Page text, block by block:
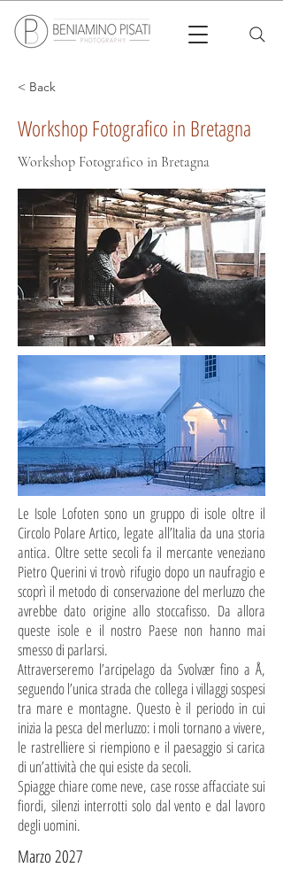
< Back
Workshop Fotografico in Bretagna
Workshop Fotografico in Bretagna
Le Isole Lofoten sono un gruppo di isole oltre il
Circolo Polare Artico, legate all’Italia da una storia
antica. Oltre sette secoli fa il mercante veneziano
Pietro Querini vi trovò rifugio dopo un naufragio e
scoprì il metodo di conservazione del merluzzo che
avrebbe dato origine allo stoccafisso. Da allora
queste isole e il nostro Paese non hanno mai
smesso di parlarsi.
Attraverseremo l’arcipelago da Svolvær fino a Å,
seguendo l’unica strada che collega i villaggi sospesi
tra mare e montagne. Questo è il periodo in cui
inizia la pesca del merluzzo: i moli tornano a vivere,
le rastrelliere si riempiono e il paesaggio si carica
di un’attività che qui esiste da secoli.
Spiagge chiare come neve, case rosse affacciate sui
fiordi, silenzi interrotti solo dal vento e dal lavoro
degli uomini.
Marzo 2027